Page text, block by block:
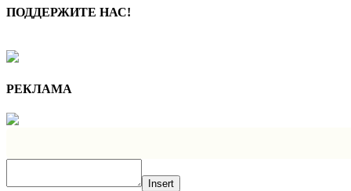
ПОДДЕРЖИТЕ НАС!
РЕКЛАМА
Insert